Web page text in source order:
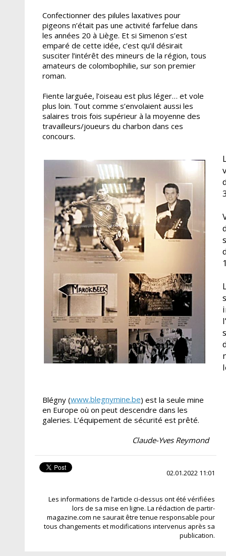
Confectionner des pilules laxatives pour
pigeons n’était pas une activité farfelue dans
les années 20 à Liège. Et si Simenon s’est
emparé de cette idée, c’est qu’il désirait
susciter l’intérêt des mineurs de la région, tous
amateurs de colombophilie, sur son premier
roman.
Fiente larguée, l’oiseau est plus léger… et vole
plus loin. Tout comme s’envolaient aussi les
salaires trois fois supérieur à la moyenne des
travailleurs/joueurs du charbon dans ces
concours.
Blégny (www.blegnymine.be) est la seule mine
en Europe où on peut descendre dans les
galeries. L’équipement de sécurité est prêté.
Claude-Yves Reymond
02.01.2022 11:01
Les informations de l’article ci-dessus ont été vérifiées
lors de sa mise en ligne. La rédaction de partir-
magazine.com ne saurait être tenue responsable pour
tous changements et modifications intervenus après sa
publication.